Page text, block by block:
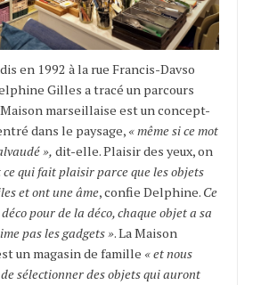
en 1992 à la rue Francis-Davso
Gilles a tracé un parcours
Maison marseillaise est un concept-
dans le paysage, « même si ce mot
», dit-elle. Plaisir des yeux, on
ce qui fait plaisir parce que les objets
et ont une âme, confie Delphine. Ce
pour de la déco, chaque objet a sa
pas les gadgets ». La Maison
un magasin de famille « et nous
sélectionner des objets qui auront